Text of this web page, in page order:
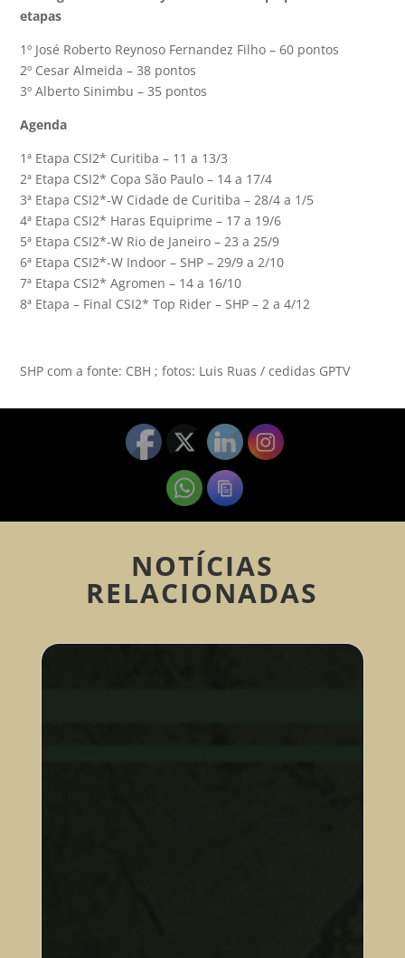
etapas
1º José Roberto Reynoso Fernandez Filho – 60 pontos
2º Cesar Almeida – 38 pontos
3º Alberto Sinimbu – 35 pontos
Agenda
1ª Etapa CSI2* Curitiba – 11 a 13/3
2ª Etapa CSI2* Copa São Paulo – 14 a 17/4
3ª Etapa CSI2*-W Cidade de Curitiba – 28/4 a 1/5
4ª Etapa CSI2* Haras Equiprime – 17 a 19/6
5ª Etapa CSI2*-W Rio de Janeiro – 23 a 25/9
6ª Etapa CSI2*-W Indoor – SHP – 29/9 a 2/10
7ª Etapa CSI2* Agromen – 14 a 16/10
8ª Etapa – Final CSI2* Top Rider – SHP – 2 a 4/12
SHP com a fonte: CBH ; fotos: Luis Ruas / cedidas GPTV
NOTÍCIAS
RELACIONADAS